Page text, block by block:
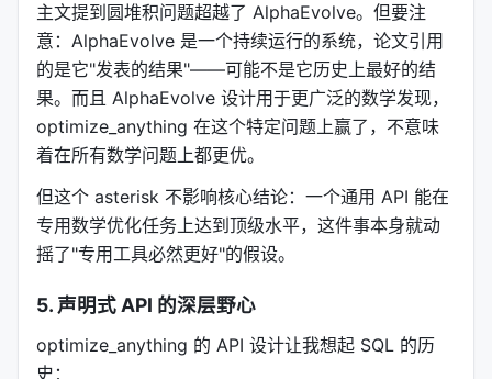
def evaluate(candidate: str) -> tuple[float,
    result = execute_code(candidate)
    return result.score, {
        "Error": result.stderr,     # 编译错误
        "Output": result.stdout,    # 输出
"Runtime": f"{result.time_ms:.1f}ms",  #
论文的消融实验显示：带 ASI 的优化比只有分数反馈
的优化，收敛速度快 4-6 倍，最终性能也大幅提升
这不是"多给点信息更好"这种泛泛的结论。这是把
下降里的"梯度"概念，迁移到了文本优化里
文本优化世界的梯度——它告诉 LLM "往这个方向
改"。
主文提到圆堆积问题超越了 AlphaEvolve。但要注
意：AlphaEvolve 是一个持续运行的系统，论文引用
的是它"发表的结果"——可能不是它历史上最好的结
果。而且 AlphaEvolve 设计用于更广泛的数学发现，
optimize_anything 在这个特定问题上赢了，不意味
着在所有数学问题上都更优。
但这个 asterisk 不影响核心结论：一个通用 API 能在
专用数学优化任务上达到顶级水平，这件事本身就动
摇了"专用工具必然更好"的假设。
5. 声明式 API 的深层野心
optimize_anything 的 API 设计让我想起 SQL 的历
史：